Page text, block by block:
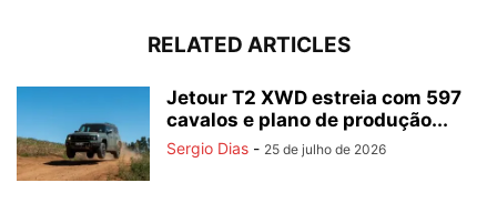
RELATED ARTICLES
Jetour T2 XWD estreia com 597
cavalos e plano de produção...
Sergio Dias - 25 de julho de 2026